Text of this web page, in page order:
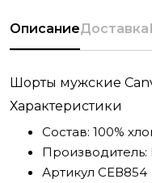
ОписаниеДоставка
Шорты мужские
Характеристики
Состав: 100%
Производитель:
Артикул СЕВ854